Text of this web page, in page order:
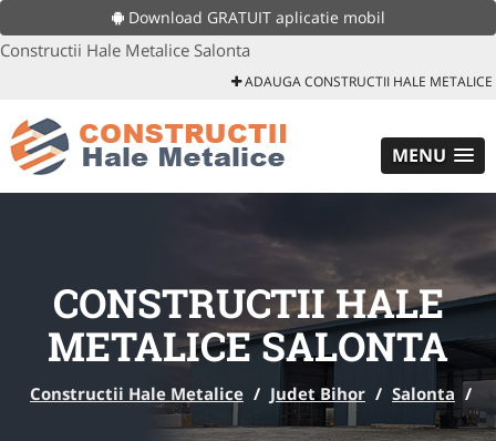
Download GRATUIT aplicatie mobil
Constructii Hale Metalice Salonta
ADAUGA CONSTRUCTII HALE METALICE
MENU
CONSTRUCTII HALE
METALICE SALONTA
Constructii Hale Metalice / Judet Bihor / Salonta /